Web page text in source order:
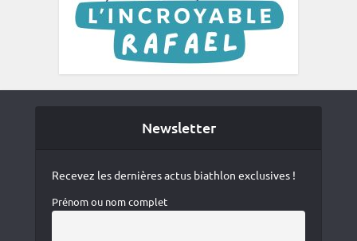
Newsletter
Recevez les dernières actus biathlon exclusives !
Prénom ou nom complet